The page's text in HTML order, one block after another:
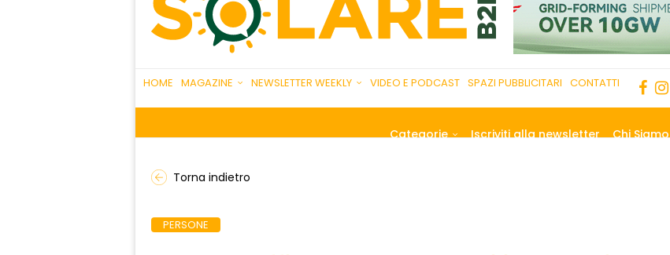
HOME MAGAZINE NEWSLETTER WEEKLY VIDEO E PODCAST SPAZI PUBBLICITARI CONTATTI
Categorie Iscriviti alla newsletter Chi Siamo
Torna indietro
PERSONE